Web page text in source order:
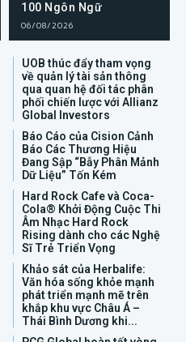
100 Ngôn Ngữ
06/08/2026
UOB thúc đẩy tham vọng
về quản lý tài sản thông
qua quan hệ đối tác phân
phối chiến lược với Allianz
Global Investors
Báo Cáo của Cision Cảnh
Báo Các Thương Hiệu
Đang Sập “Bẫy Phân Mảnh
Dữ Liệu” Tốn Kém
Hard Rock Cafe và Coca-
Cola® Khởi Động Cuộc Thi
Âm Nhạc Hard Rock
Rising dành cho các Nghệ
Sĩ Trẻ Triển Vọng
Khảo sát của Herbalife:
Văn hóa sống khỏe mạnh
phát triển mạnh mẽ trên
khắp khu vực Châu Á –
Thái Bình Dương khi...